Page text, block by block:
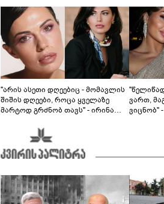
"არის ასეთი დღეებიც - მომავლის
შიშის დღეები, როცა ყველაზე
მარტოდ გრძნობ თავს" - ირინა
ვართ,
ვიცნობ"